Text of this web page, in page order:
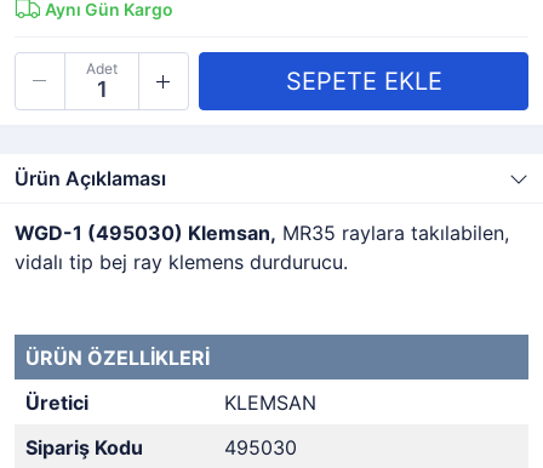
Aynı Gün Kargo
Adet
Ürün Açıklaması
WGD-1 (495030) Klemsan, MR35 raylara takılabilen,
vidalı tip bej ray klemens durdurucu.
ÜRÜN ÖZELLİKLERİ
Üretici
KLEMSAN
Sipariş Kodu
495030